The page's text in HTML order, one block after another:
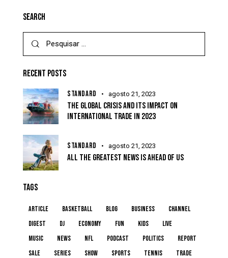
SEARCH
RECENT POSTS
STANDARD agosto 21, 2023
THE GLOBAL CRISIS AND ITS IMPACT ON
INTERNATIONAL TRADE IN 2023
STANDARD agosto 21, 2023
ALL THE GREATEST NEWS IS AHEAD OF US
TAGS
article basketball blog business
channel
digest
dj economy fun kids
live
music
news NFL podcast politics
report
sale
series show sports tennis
trade